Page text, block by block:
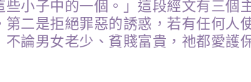
些小子中的一個。」這段經文有三
二是拒絕罪惡的誘惑，若有任何人
論男女老少、貧賤富貴，祂都愛護